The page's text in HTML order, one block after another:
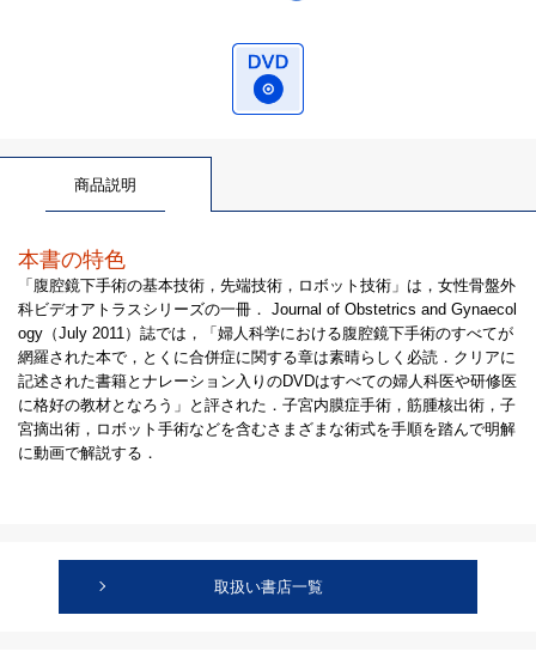
商品説明
本書の特色
「腹腔鏡下手術の基本技術，先端技術，ロボット技術」は，女性骨盤外
科ビデオアトラスシリーズの一冊． Journal of Obstetrics and Gynaecol
ogy（July 2011）誌では，「婦人科学における腹腔鏡下手術のすべてが
網羅された本で，とくに合併症に関する章は素晴らしく必読．クリアに
記述された書籍とナレーション入りのDVDはすべての婦人科医や研修医
に格好の教材となろう」と評された．子宮内膜症手術，筋腫核出術，子
宮摘出術，ロボット手術などを含むさまざまな術式を手順を踏んで明解
に動画で解説する．
取扱い書店一覧